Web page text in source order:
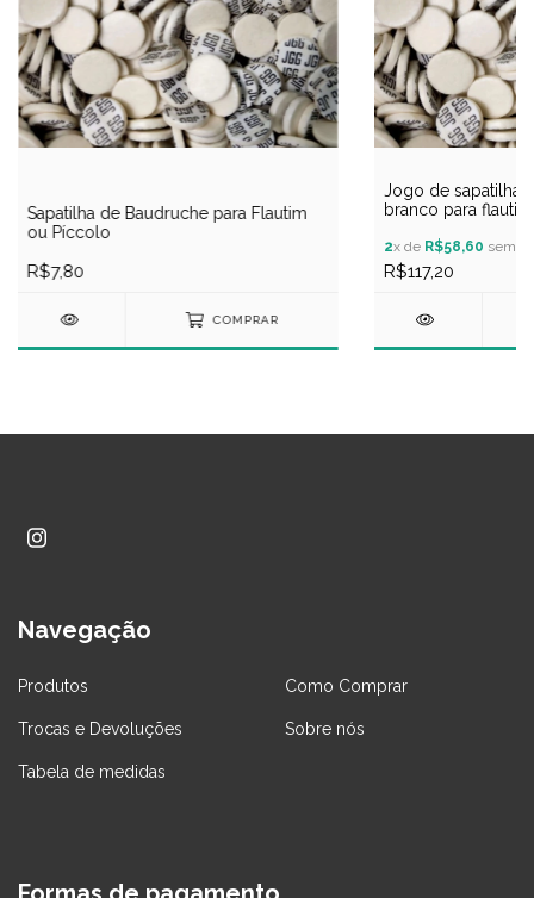
Sapatilha de Baudruche para Flautim
ou Píccolo
R$7,80
COMPRAR
Jogo de
branco para flautim
2x de R$58,60 sem
R$117,20
Navegação
Produtos Como Comprar
Trocas e Devoluções Sobre nós
Tabela de medidas